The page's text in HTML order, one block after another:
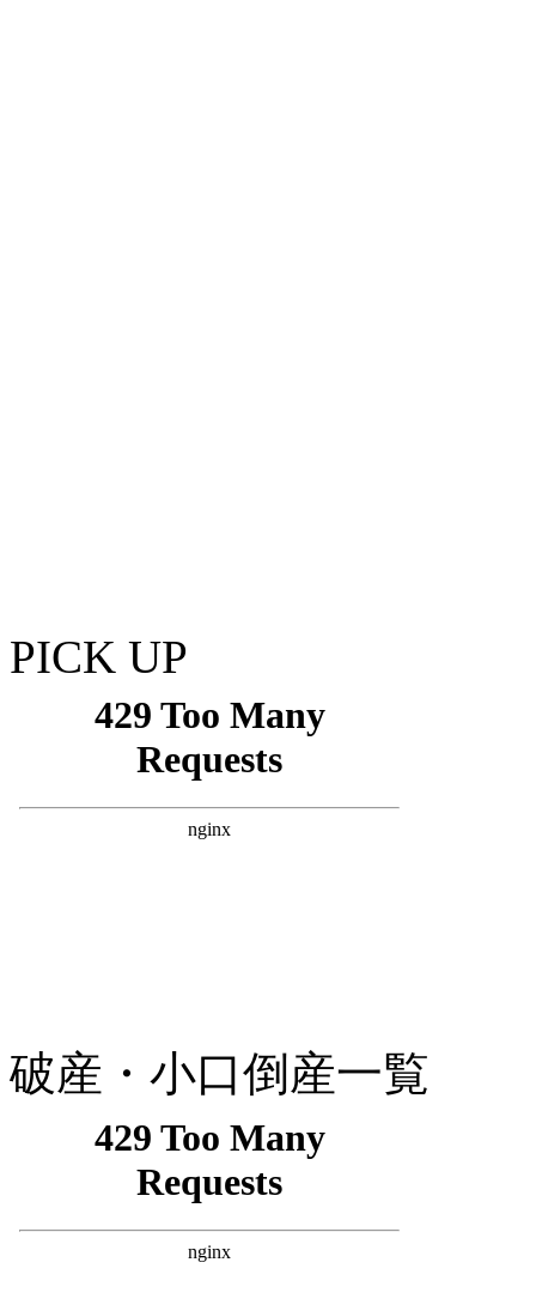
PICK UP
破産・小口倒産一覧